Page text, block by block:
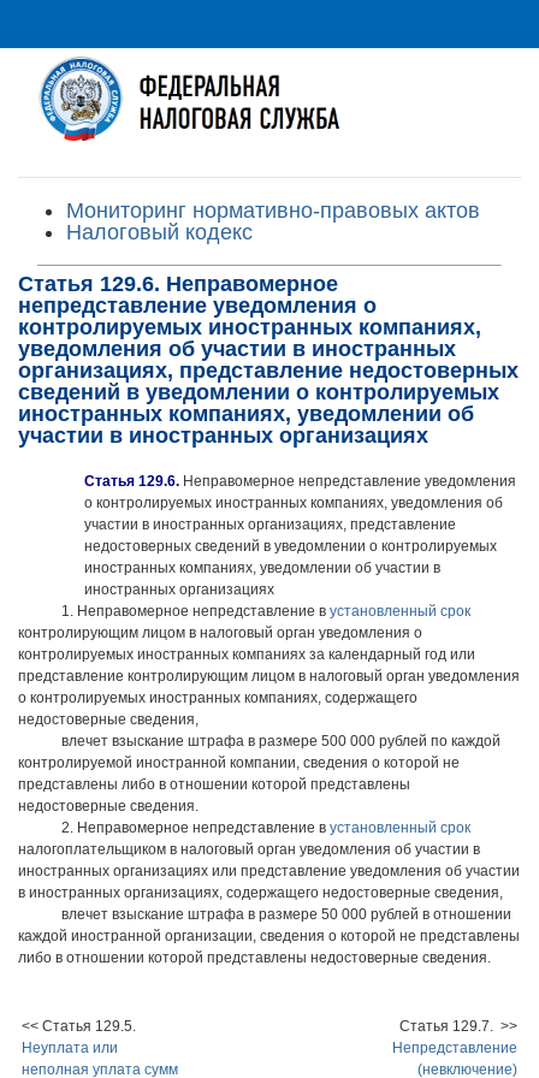
Мониторинг нормативно-правовых актов
Налоговый кодекс
Статья 129.6. Неправомерное
непредставление уведомления о
контролируемых иностранных компаниях,
уведомления об участии в иностранных
организациях, представление недостоверных
сведений в уведомлении о контролируемых
иностранных компаниях, уведомлении об
участии в иностранных организациях
Статья 129.6. Неправомерное непредставление уведомления
о контролируемых иностранных компаниях, уведомления об
участии в иностранных организациях, представление
недостоверных сведений в уведомлении о контролируемых
иностранных компаниях, уведомлении об участии в
иностранных организациях
1. Неправомерное непредставление в установленный срок
контролирующим лицом в налоговый орган уведомления о
контролируемых иностранных компаниях за календарный год или
представление контролирующим лицом в налоговый орган уведомления
о контролируемых иностранных компаниях, содержащего
недостоверные сведения,
влечет взыскание штрафа в размере 500 000 рублей по каждой
контролируемой иностранной компании, сведения о которой не
представлены либо в отношении которой представлены
недостоверные сведения.
2. Неправомерное непредставление в установленный срок
налогоплательщиком в налоговый орган уведомления об участии в
иностранных организациях или представление уведомления об участии
в иностранных организациях, содержащего недостоверные сведения,
влечет взыскание штрафа в размере 50 000 рублей в отношении
каждой иностранной организации, сведения о которой не представлены
либо в отношении которой представлены недостоверные сведения.
<< Статья 129.5.
Неуплата или
неполная уплата сумм
Статья 129.7. >>
Непредставление
(невключение)